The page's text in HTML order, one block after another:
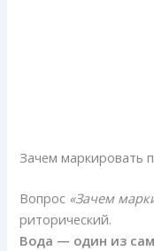
Зачем маркировать
Вопрос «Зачем
риторический.
Вода — один из